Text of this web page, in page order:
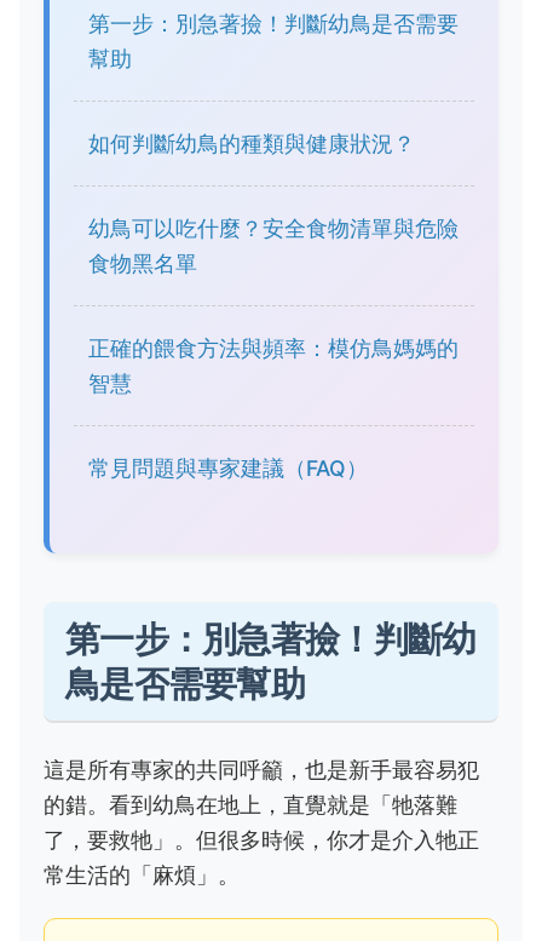
第一步：別急著撿！判斷幼鳥是否需要
幫助
如何判斷幼鳥的種類與健康狀況？
幼鳥可以吃什麼？安全食物清單與危險
食物黑名單
正確的餵食方法與頻率：模仿鳥媽媽的
智慧
常見問題與專家建議（FAQ）
第一步：別急著撿！判斷幼
鳥是否需要幫助
這是所有專家的共同呼籲，也是新手最容易犯
的錯。看到幼鳥在地上，直覺就是「牠落難
了，要救牠」。但很多時候，你才是介入牠正
常生活的「麻煩」。